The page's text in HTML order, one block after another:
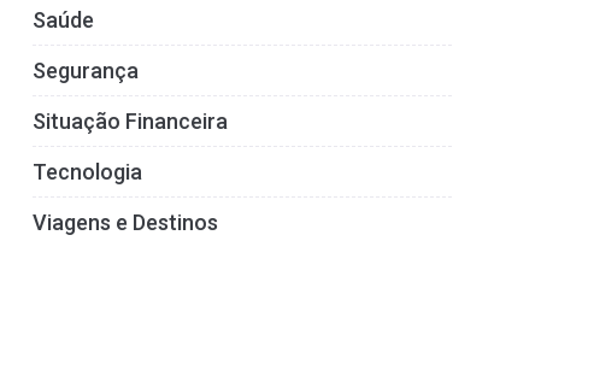
Saúde
Segurança
Situação Financeira
Tecnologia
Viagens e Destinos